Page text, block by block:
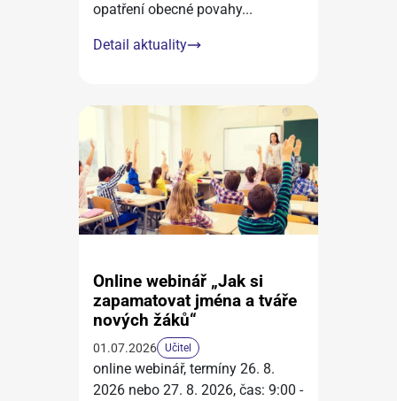
opatření obecné povahy...
Detail aktuality
Online webinář „Jak si
zapamatovat jména a tváře
nových žáků“
01.07.2026 Učitel
online webinář, termíny 26. 8.
2026 nebo 27. 8. 2026, čas: 9:00 -